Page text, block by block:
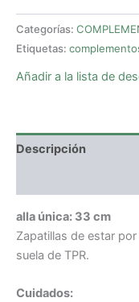
Categorías:
Etiquetas:
Añadir a la lista de
Descripción
alla única: 33 cm
Zapatillas de estar
suela de TPR.
Cuidados: